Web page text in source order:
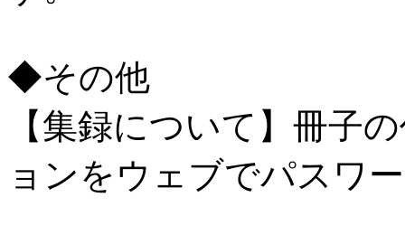
◆その他
【集録について】冊子
ョンをウェブでパスワ